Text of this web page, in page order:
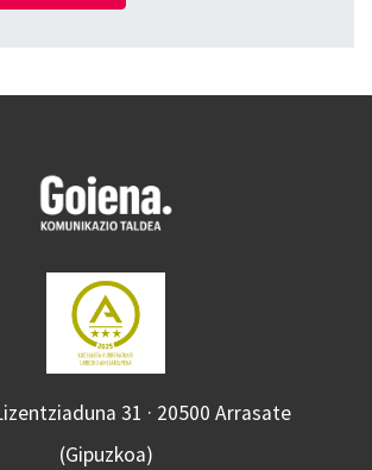
31 · 20500 Arrasate
(Gipuzkoa)